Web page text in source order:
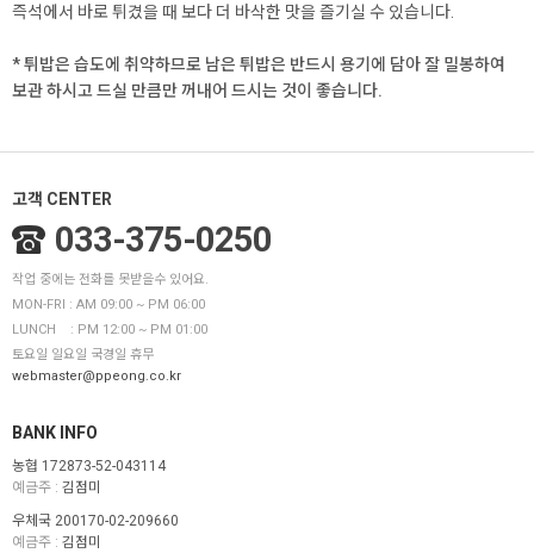
즉석에서 바로 튀겼을 때 보다 더 바삭한 맛을 즐기실 수 있습니다.
* 튀밥은 습도에 취약하므로 남은 튀밥은 반드시 용기에 담아 잘 밀봉하여
보관 하시고 드실 만큼만 꺼내어 드시는 것이 좋습니다.
고객 CENTER
033-375-0250
작업 중에는 전화를 못받을수 있어요.
MON-FRI : AM 09:00 ~ PM 06:00
LUNCH : PM 12:00 ~ PM 01:00
토요일 일요일 국경일 휴무
webmaster@ppeong.co.kr
BANK INFO
농협 172873-52-043114
예금주 : 김점미
우체국 200170-02-209660
예금주 : 김점미